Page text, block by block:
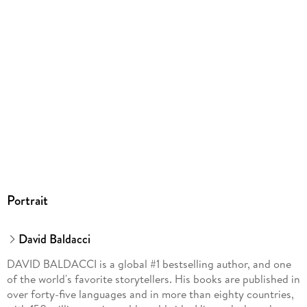
Portrait
David Baldacci
DAVID BALDACCI is a global #1 bestselling author, and one
of the world's favorite storytellers. His books are published in
over forty-five languages and in more than eighty countries,